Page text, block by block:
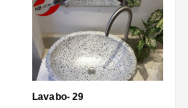
Lavabo- 29